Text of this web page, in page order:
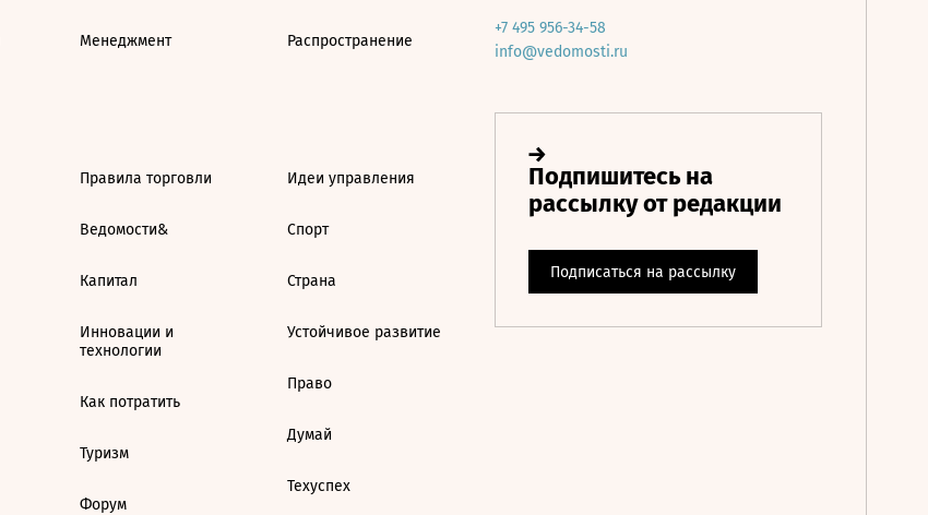
Менеджмент Распространение
Правила торговли
Ведомости&
Капитал
Инновации и
технологии
Как потратить
Туризм
Форум
Идеи управления
Спорт
Страна
Устойчивое развитие
Право
Думай
Техуспех
+7 495 956-34-58
info@vedomosti.ru